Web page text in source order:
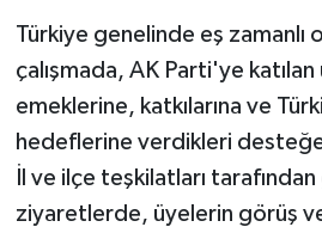
Türkiye genelinde eş zamanlı
çalışmada, AK Parti'ye
emeklerine, katkılarına ve
hedeflerine verdikleri
İl ve ilçe teşkilatları
ziyaretlerde, üyelerin görüş